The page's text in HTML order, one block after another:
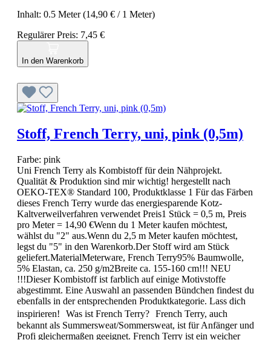
Inhalt: 0.5 Meter(14,90 € / 1 Meter)
Regulärer Preis: 7,45 €
In den Warenkorb
Stoff, French Terry, uni, pink (0,5m)
Farbe: pink
Uni French Terry als Kombistoff für dein Nähprojekt.
Qualität & Produktion sind mir wichtig! hergestellt nach
OEKO-TEX® Standard 100, Produktklasse 1 Für das Färben
dieses French Terry wurde das energiesparende Kotz-
Kaltverweilverfahren verwendet Preis1 Stück = 0,5 m, Preis
pro Meter = 14,90 €Wenn du 1 Meter kaufen möchtest,
wählst du "2" aus.Wenn du 2,5 m Meter kaufen möchtest,
legst du "5" in den Warenkorb.Der Stoff wird am Stück
geliefert.MaterialMeterware, French Terry95% Baumwolle,
5% Elastan, ca. 250 g/m2Breite ca. 155-160 cm!!! NEU
!!!Dieser Kombistoff ist farblich auf einige Motivstoffe
abgestimmt. Eine Auswahl an passenden Bündchen findest du
ebenfalls in der entsprechenden Produktkategorie. Lass dich
inspirieren! Was ist French Terry? French Terry, auch
bekannt als Summersweat/Sommersweat, ist für Anfänger und
Profi gleichermaßen geeignet. French Terry ist ein weicher